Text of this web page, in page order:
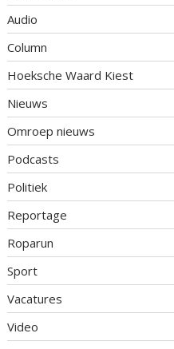
Audio
Column
Hoeksche Waard Kiest
Nieuws
Omroep nieuws
Podcasts
Politiek
Reportage
Roparun
Sport
Vacatures
Video